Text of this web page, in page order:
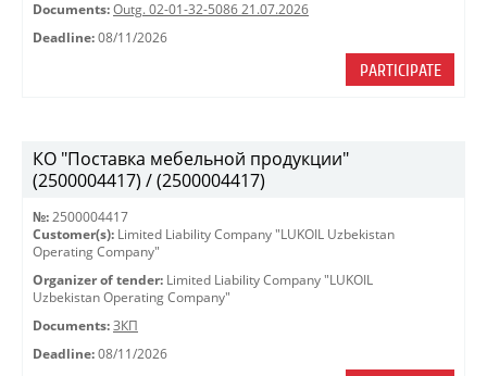
Documents: Outg. 02-01-32-5086 21.07.2026
Deadline: 08/11/2026
PARTICIPATE
КО "Поставка мебельной продукции"
(2500004417) / (2500004417)
№: 2500004417
Customer(s): Limited Liability Company "LUKOIL Uzbekistan
Operating Company"
Organizer of tender: Limited Liability Company "LUKOIL
Uzbekistan Operating Company"
Documents: ЗКП
Deadline: 08/11/2026